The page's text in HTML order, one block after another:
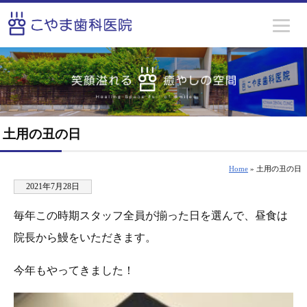
土用の丑の日
Home » 土用の丑の日
2021年7月28日
毎年この時期スタッフ全員が揃った日を選んで、昼食は
院長から鰻をいただきます。
今年もやってきました！